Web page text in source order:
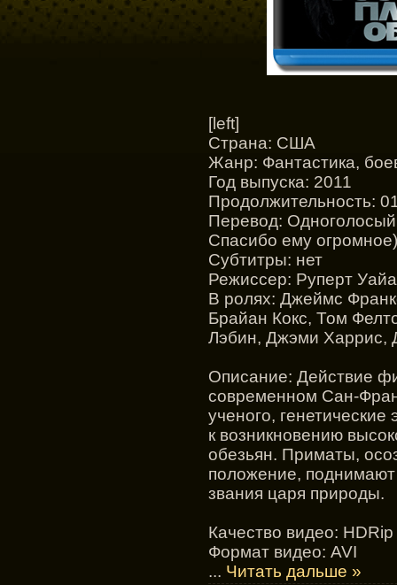
[left]
Страна: США
Жанр: Фантастика,
Год выпуска: 2011
Продолжительность:
Перевод:
Спасибо ему
Cубтитры: нет
Режиссер: Руперт
В ролях: Джеймс
Брайан Кокс, Том
Лэбин, Джэми Харрис,
Описание: Действие
современном Сан-
ученого,
к возникновению
обезьян. Приматы,
положение,
звания царя природы.
Качество видео:
Формат видео: AVI
... Читать дальше »